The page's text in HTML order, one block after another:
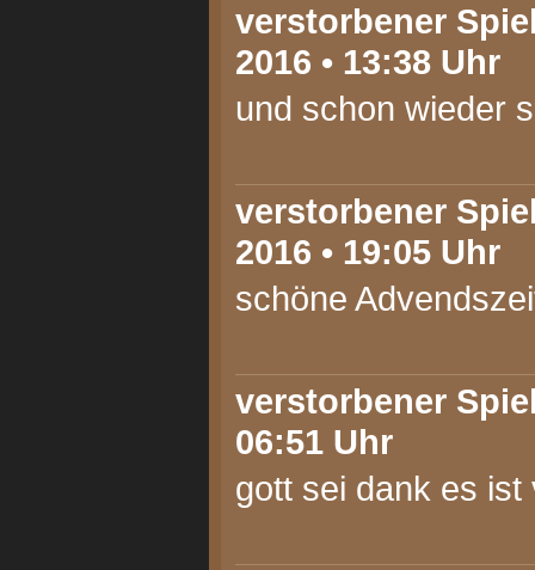
verstorbener
2016 • 13:38 Uhr
und schon wieder
verstorbener
2016 • 19:05 Uhr
schöne
verstorbener
06:51 Uhr
gott sei dank es ist